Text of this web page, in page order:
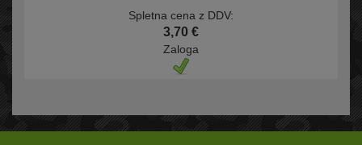
Spletna cena z DDV:
3,70 €
Zaloga